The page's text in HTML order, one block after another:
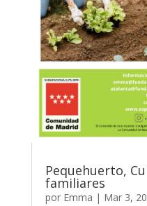
Pequehuerto,
familiares
por Emma | Mar 3,